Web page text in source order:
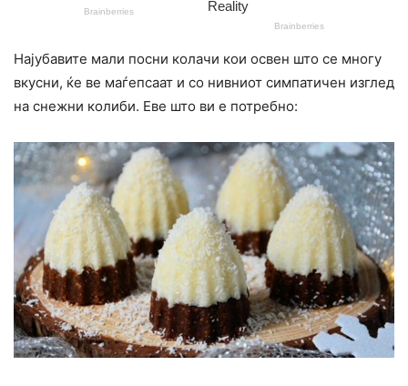
Најубавите мали посни колачи кои освен што се многу
вкусни, ќе ве маѓепсаат и со нивниот симпатичен изглед
на снежни колиби. Еве што ви е потребно: